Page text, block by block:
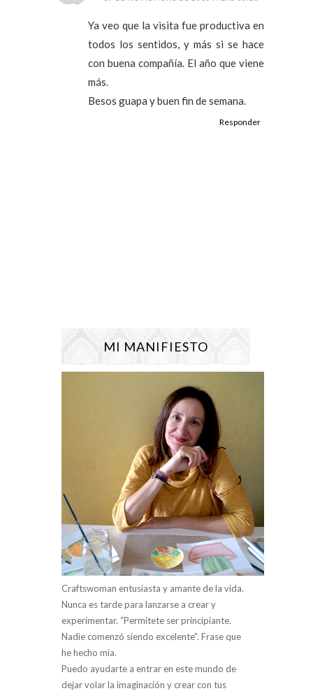
Ya veo que la visita fue productiva en
todos los sentidos, y más si se hace
con buena compañía. El año que viene
más.
Besos guapa y buen fin de semana.
Responder
MI MANIFIESTO
Craftswoman entusiasta y amante de la vida.
Nunca es tarde para lanzarse a crear y
experimentar. “Permítete ser principiante.
Nadie comenzó siendo excelente”. Frase que
he hecho mía.
Puedo ayudarte a entrar en este mundo de
dejar volar la imaginación y crear con tus